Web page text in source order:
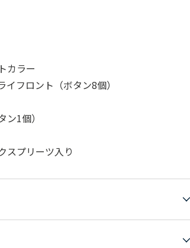
カラー
フロント（ボタン8個）
1個）
スプリーツ入り